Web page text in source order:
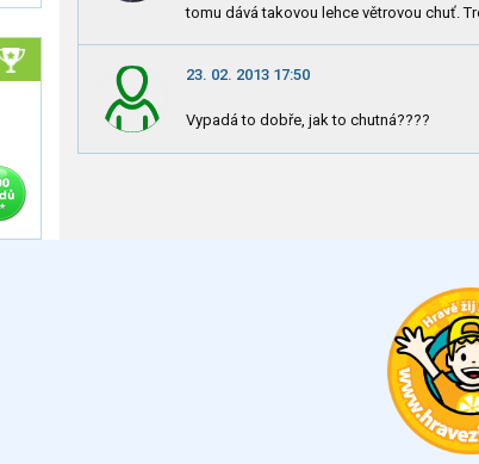
tomu dává takovou lehce větrovou chuť.
23. 02. 2013 17:50
Vypadá to dobře, jak to chutná????